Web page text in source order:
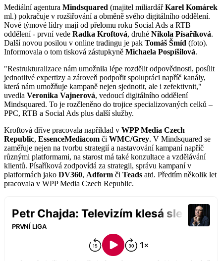
Mediální agentura Mindsquared (majitel miliardářKarel Komárek
ml.) pokračuje v rozšiřování a obměně svého digitálního oddělení.
Nové týmové lídry mají od přelomu roku Social Ads a RTB
oddělení - první vede Radka Kroftová, druhé Nikola Písaříková.
Další novou posilou v online tradingu je pak Tomáš Šmíd (foto).
Informovala o tom tisková zástupkyně Michaela Pospíšilová.
"Restrukturalizace nám umožnila lépe rozdělit odpovědnosti, posílit
jednotlivé expertizy a zároveň podpořit spolupráci napříč kanály,
která nám umožňuje kampaně nejen sjednotit, ale i zefektivnit,"
uvedla Veronika Vajnerová, vedoucí digitálního oddělení
Mindsquared. To je rozčleněno do trojice specializovaných celků –
PPC, RTB a Social Ads plus další služby.
Kroftová dříve pracovala například v WPP Media Czech
Republic, EssenceMediacom či WMC/Grey. V Mindsquared se
zaměřuje nejen na tvorbu strategií a nastavování kampaní napříč
různými platformami, na starost má také konzultace a vzdělávání
klientů. Písaříková zodpovídá za strategii, správu kampaní v
platformách jako DV360, Adform či Teads atd. Předtím několik let
pracovala v WPP Media Czech Republic.